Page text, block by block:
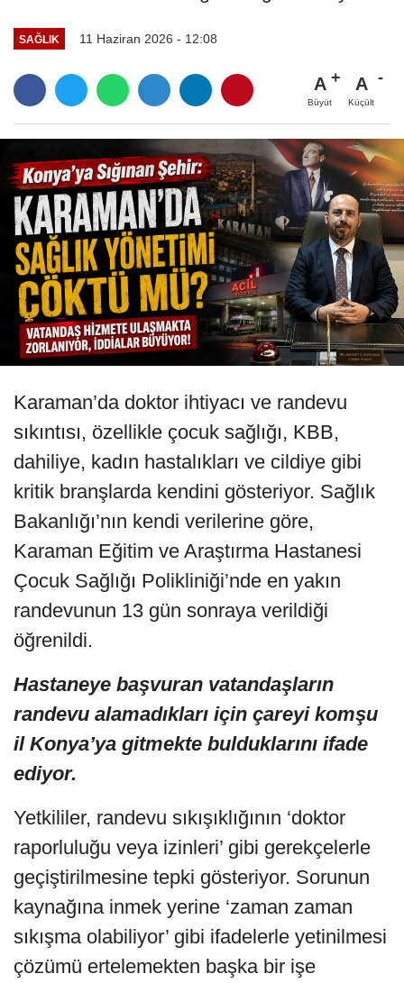
SAĞLIK 11 Haziran 2026 - 12:08
A
Büyüt
A
Küçült
Karaman’da doktor ihtiyacı ve randevu
sıkıntısı, özellikle çocuk sağlığı, KBB,
dahiliye, kadın hastalıkları ve cildiye gibi
kritik branşlarda kendini gösteriyor. Sağlık
Bakanlığı’nın kendi verilerine göre,
Karaman Eğitim ve Araştırma Hastanesi
Çocuk Sağlığı Polikliniği’nde en yakın
randevunun 13 gün sonraya verildiği
öğrenildi.
Hastaneye başvuran vatandaşların
randevu alamadıkları için çareyi komşu
il Konya’ya gitmekte bulduklarını ifade
ediyor.
Yetkililer, randevu sıkışıklığının ‘doktor
raporluluğu veya izinleri’ gibi gerekçelerle
geçiştirilmesine tepki gösteriyor. Sorunun
kaynağına inmek yerine ‘zaman zaman
sıkışma olabiliyor’ gibi ifadelerle yetinilmesi
çözümü ertelemekten başka bir işe